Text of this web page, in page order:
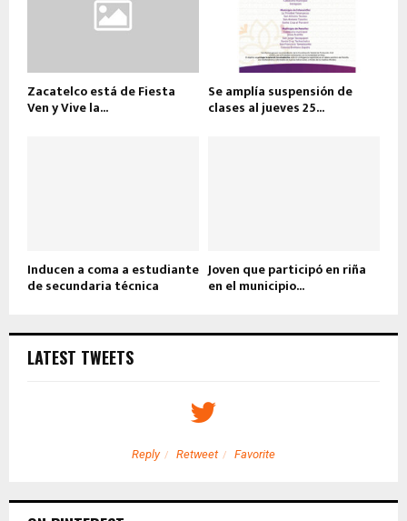
Zacatelco está de Fiesta
Ven y Vive la...
Se amplía suspensión de
clases al jueves 25...
Inducen a coma a estudiante
de secundaria técnica
Joven que participó en riña
en el municipio...
LATEST TWEETS
Reply Retweet Favorite